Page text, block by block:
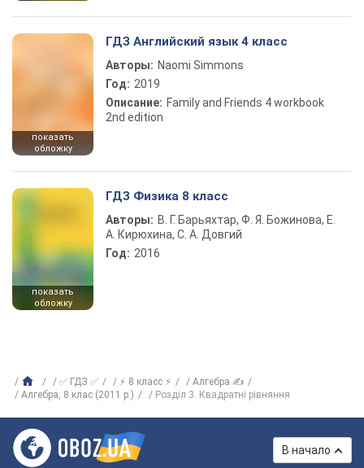
показать
обложку
ГДЗ Английский язык 4 класс
Авторы: Naomi Simmons
Год: 2019
Описание: Family and Friends 4 workbook
2nd edition
показать
обложку
ГДЗ Физика 8 класс
Авторы: В. Г. Барьяхтар, Ф. Я. Божинова, Е.
А. Кирюхина, С. А. Довгий
Год: 2016
✅ ГДЗ ✅ ⚡ 8 класс ⚡
Алгебра ✍
Алгебра, 8 клас (2011 р.)
Розділ 3. Квадратні рівняння
В начало